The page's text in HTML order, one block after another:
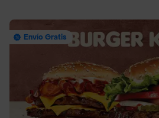
Envío Gratis